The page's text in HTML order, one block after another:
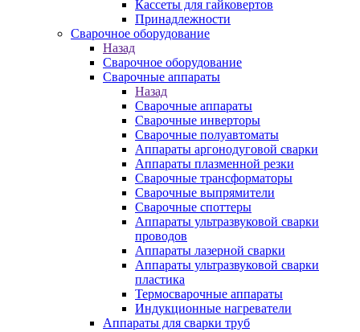
Кассеты для гайковертов
Принадлежности
Сварочное оборудование
Назад
Сварочное оборудование
Сварочные аппараты
Назад
Сварочные аппараты
Сварочные инверторы
Сварочные полуавтоматы
Аппараты аргонодуговой сварки
Аппараты плазменной резки
Сварочные трансформаторы
Сварочные выпрямители
Сварочные споттеры
Аппараты ультразвуковой сварки
проводов
Аппараты лазерной сварки
Аппараты ультразвуковой сварки
пластика
Термосварочные аппараты
Индукционные нагреватели
Аппараты для сварки труб